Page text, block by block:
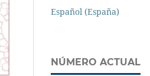
Español (España)
NÚMERO ACTUAL